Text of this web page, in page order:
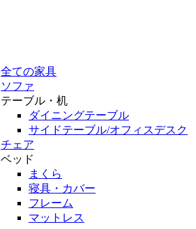
全ての家具
ソファ
テーブル・机
ダイニングテーブル
サイドテーブル/オフィスデスク
チェア
ベッド
まくら
寝具・カバー
フレーム
マットレス